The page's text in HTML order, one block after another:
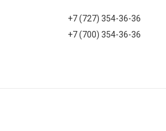
+7 (727) 354-36-36
+7 (700) 354-36-36